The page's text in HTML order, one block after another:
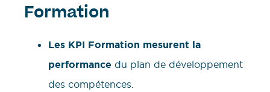
Formation
Les KPI Formation mesurent la
performance du plan de développement
des compétences.